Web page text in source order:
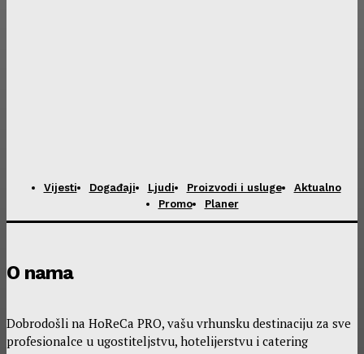
Vijesti Događaji Ljudi Proizvodi i usluge
Aktualno
Promo
Planer
O nama
Dobrodošli na HoReCa PRO, vašu vrhunsku destinaciju za sve
profesionalce u ugostiteljstvu, hotelijerstvu i catering